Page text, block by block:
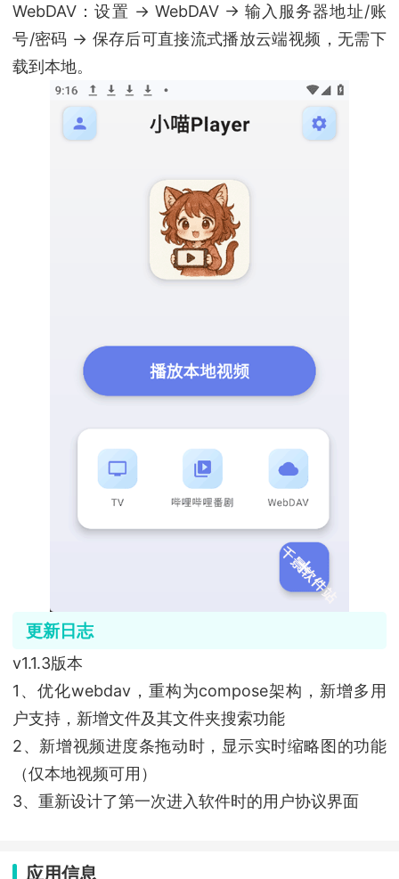
WebDAV：设置 → WebDAV → 输入服务器地址/账
号/密码 → 保存后可直接流式播放云端视频，无需下
载到本地。
更新日志
v1.1.3版本
1、优化webdav，重构为compose架构，新增多用
户支持，新增文件及其文件夹搜索功能
2、新增视频进度条拖动时，显示实时缩略图的功能
（仅本地视频可用）
3、重新设计了第一次进入软件时的用户协议界面
应用信息